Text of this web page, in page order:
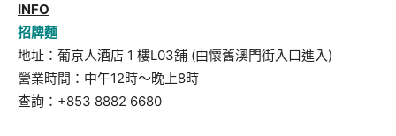
INFO
招牌麵
地址：葡京人酒店 1 樓L03舖 (由懷舊澳門街入口進入)
營業時間：中午12時～晚上8時
查詢：+853 8882 6680